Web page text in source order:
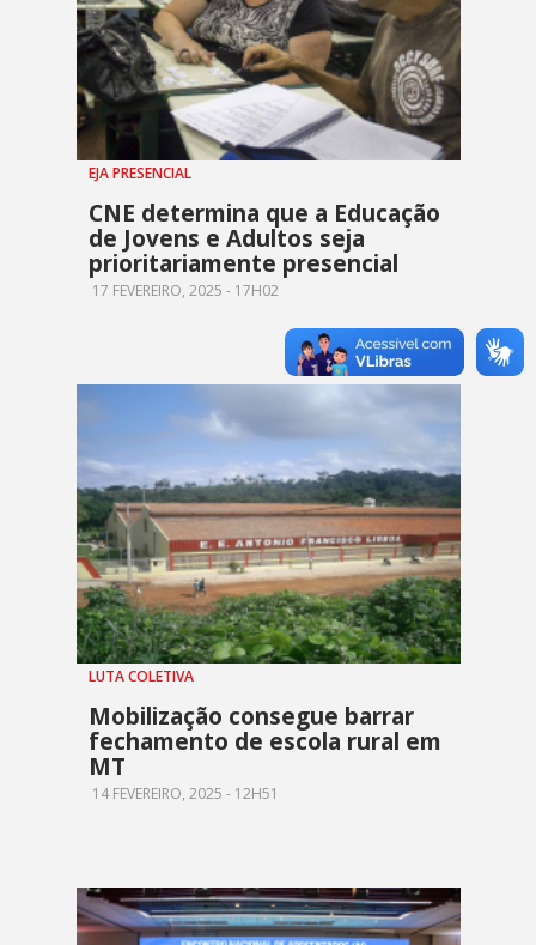
EJA PRESENCIAL
CNE determina que a Educação
de Jovens e Adultos seja
prioritariamente presencial
17 FEVEREIRO, 2025 - 17H02
LUTA COLETIVA
Mobilização consegue barrar
fechamento de escola rural em
MT
14 FEVEREIRO, 2025 - 12H51